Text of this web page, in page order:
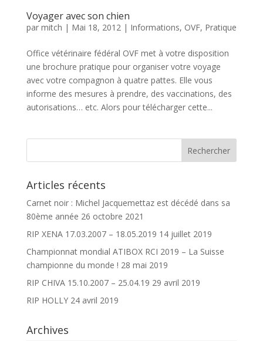
Voyager avec son chien
par mitch | Mai 18, 2012| Informations, OVF, Pratique
Office vétérinaire fédéral OVF met à votre disposition
une brochure pratique pour organiser votre voyage
avec votre compagnon à quatre pattes. Elle vous
informe des mesures à prendre, des vaccinations, des
autorisations… etc. Alors pour télécharger cette...
Articles récents
Carnet noir : Michel Jacquemettaz est décédé dans sa
80ème année 26 octobre 2021
RIP XENA 17.03.2007 – 18.05.2019 14 juillet 2019
Championnat mondial ATIBOX RCI 2019 – La Suisse
championne du monde ! 28 mai 2019
RIP CHIVA 15.10.2007 – 25.04.19 29 avril 2019
RIP HOLLY 24 avril 2019
Archives